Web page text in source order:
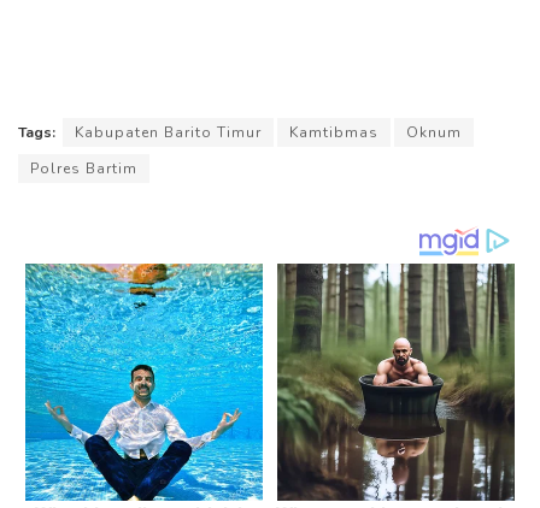
Tags: Kabupaten Barito Timur Kamtibmas
Oknum
Polres Bartim